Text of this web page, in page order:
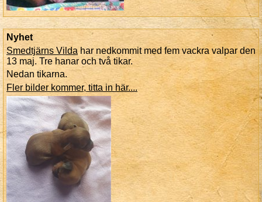
Nyhet
Smedtjärns Vilda har nedkommit med fem vackra valpar den
13 maj. Tre hanar och två tikar.
Nedan tikarna.
Fler bilder kommer, titta in här....